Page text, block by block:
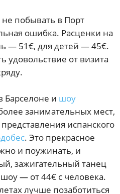
побывать в Порт
ошибка. Расценки на
— 51€, для детей — 45€.
удовольствие от визита
Барселоне и шоу
занимательных мест,
испанского
. Это прекрасное
и поужинать, и
зажигательный танец
— от 44€ с человека.
лучше позаботиться